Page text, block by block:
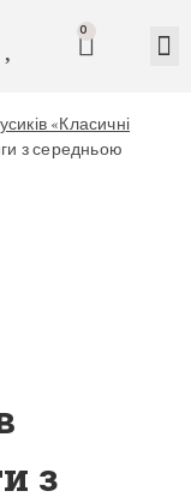
0
«Класичні
з середньою
з